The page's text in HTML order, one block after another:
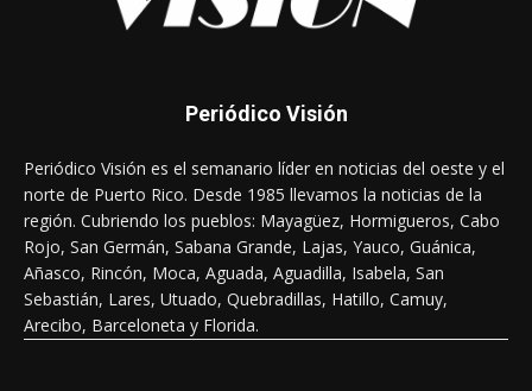
Periódico Visión
Periódico Visión es el semanario líder en noticias del oeste y el
norte de Puerto Rico. Desde 1985 llevamos la noticias de la
región. Cubriendo los pueblos: Mayagüez, Hormigueros, Cabo
Rojo, San Germán, Sabana Grande, Lajas, Yauco, Guánica,
Añasco, Rincón, Moca, Aguada, Aguadilla, Isabela, San
Sebastián, Lares, Utuado, Quebradillas, Hatillo, Camuy,
Arecibo, Barceloneta y Florida.